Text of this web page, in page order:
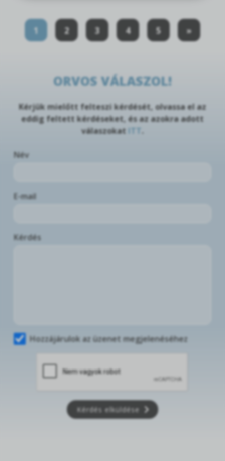
1 2 3 4 5 »
ORVOS VÁLASZOL!
Kérjük mielőtt felteszi kérdését, olvassa el az
eddig feltett kérdéseket, és az azokra adott
válaszokat
Név
E-mail
Kérdés
Hozzájárulok az üzenet megjelenéséhez
Kérdés elküldése